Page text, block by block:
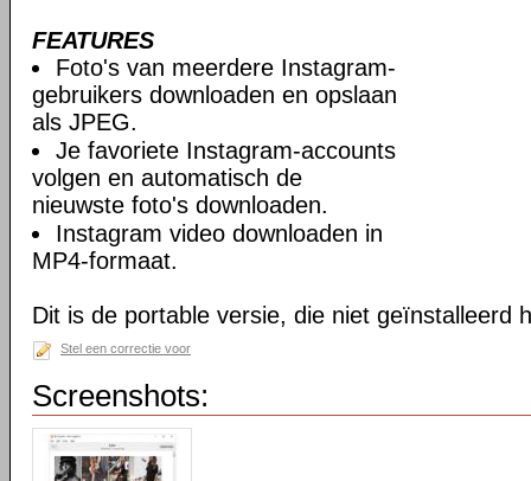
FEATURES
Foto's van meerdere Instagram-
gebruikers downloaden en opslaan
als JPEG.
Je favoriete Instagram-accounts
volgen en automatisch de
nieuwste foto's downloaden.
Instagram video downloaden in
MP4-formaat.
Dit is de portable versie, die niet geïnstalleerd
Stel een correctie voor
Screenshots: